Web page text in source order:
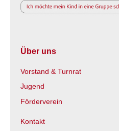
Über uns
Vorstand & Turnrat
Jugend
Förderverein
Kontakt